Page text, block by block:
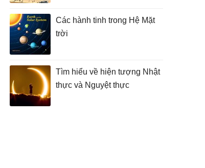
Các hành tinh trong Hệ Mặt
trời
Tìm hiểu về hiện tượng Nhật
thực và Nguyệt thực